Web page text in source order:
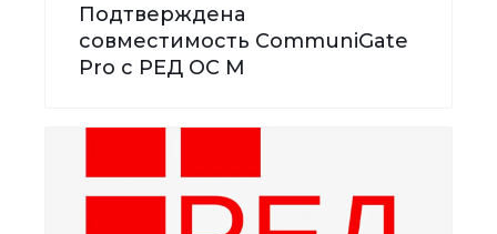
Подтверждена
совместимость CommuniGate
Pro с РЕД ОС М